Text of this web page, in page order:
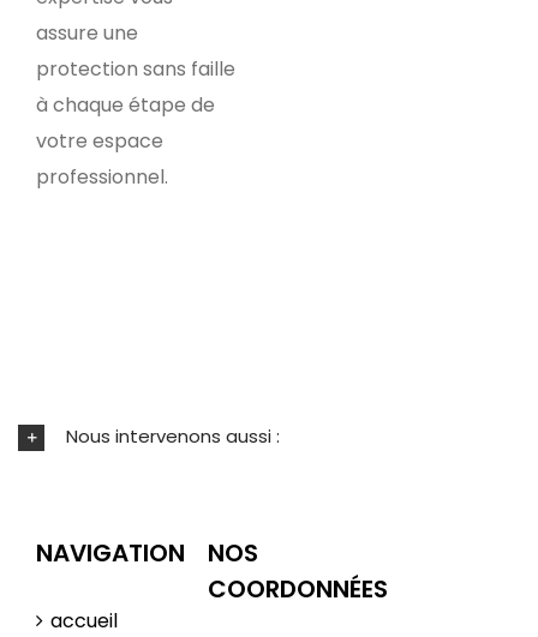
assure une
protection sans faille
à chaque étape de
votre espace
professionnel.
Nous intervenons aussi :
NAVIGATION
accueil
NOS
COORDONNÉES